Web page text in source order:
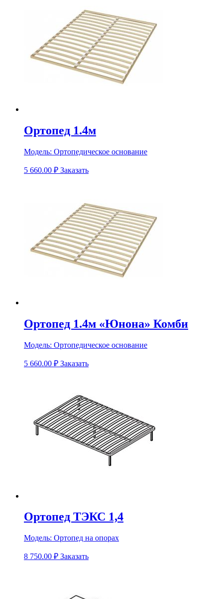
Ортопед 1.4м
Модель: Ортопедическое основание
5 660.00 ₽ Заказать
Ортопед 1.4м «Юнона» Комби
Модель: Ортопедическое основание
5 660.00 ₽ Заказать
Ортопед ТЭКС 1,4
Модель: Ортопед на опорах
8 750.00 ₽ Заказать